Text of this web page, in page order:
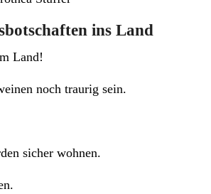
ins Land
Land!
noch traurig sein.
sicher wohnen.